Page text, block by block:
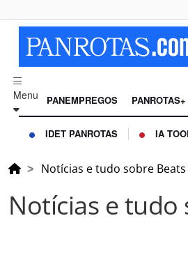
Menu PANEMPREGOS PANROTAS+
IDET PANROTAS IA
Notícias e tudo sobre Beats
Notícias e tudo